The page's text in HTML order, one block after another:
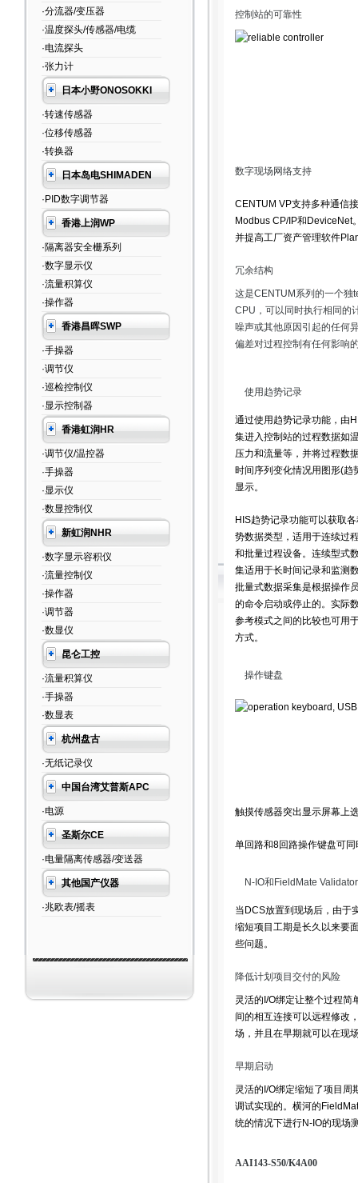
·分流器/变压器
·温度探头/传感器/电缆
·电流探头
·张力计
日本小野ONOSOKKI
·转速传感器
·位移传感器
·转换器
日本岛电SHIMADEN
·PID数字调节器
香港上润WP
·隔离器安全栅系列
·数字显示仪
·流量积算仪
·操作器
香港昌晖SWP
·手操器
·调节仪
·巡检控制仪
·显示控制器
香港虹润HR
·调节仪/温控器
·手操器
·显示仪
·数显控制仪
新虹润NHR
·数字显示容积仪
·流量控制仪
·操作器
·调节器
·数显仪
昆仑工控
·流量积算仪
·手操器
·数显表
杭州盘古
·无纸记录仪
中国台湾艾普斯APC
·电源
圣斯尔CE
·电量隔离传感器/变送器
其他国产仪器
·兆欧表/摇表
控制站的可靠性
数字现场网络支持
CENTUM VP支持多种通信
Modbus CP/IP和DeviceNet
并提高工厂资产管理软件
冗余结构
这是CENTUM系列的一个独
CPU，可以同时执行相同的
噪声或其他原因引起的任何
偏差对过程控制有任何影响
使用趋势记录
通过使用趋势记录功能，由
集进入控制站的过程数据如
压力和流量等，并将过程数
时间序列变化情况用图形(趋
显示。
HIS趋势记录功能可以获取
势数据类型，适用于连续过
和批量过程设备。连续型式
集适用于长时间记录和监测
批量式数据采集是根据操作
的命令启动或停止的。实际
参考模式之间的比较也可用
方式。
操作键盘
触摸传感器突出显示屏幕上
单回路和8回路操作键盘可同
N-IO和FieldMate
当DCS放置到现场后，由于
缩短项目工期是长久以来要
些问题。
降低计划项目交付的风险
灵活的I/O绑定让整个过程简
间的相互连接可以远程修改
场，并且在早期就可以在现
早期启动
灵活的I/O绑定缩短了项目周
调试实现的。横河的
统的情况下进行N-IO的现场
AAI143-S50/K4A00